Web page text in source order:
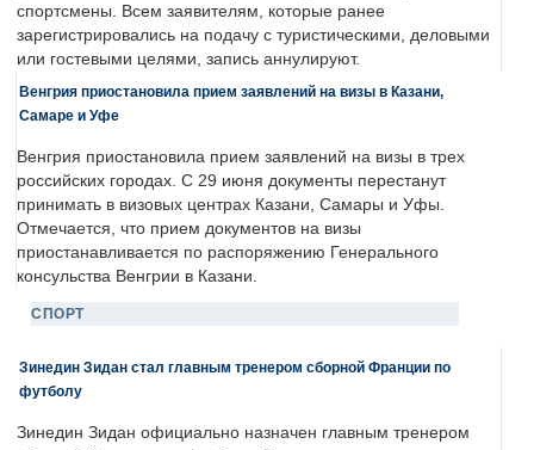
спортсмены. Всем заявителям, которые ранее
зарегистрировались на подачу с туристическими, деловыми
или гостевыми целями, запись аннулируют.
Венгрия приостановила прием заявлений на визы в Казани,
Самаре и Уфе
Венгрия приостановила прием заявлений на визы в трех
российских городах. С 29 июня документы перестанут
принимать в визовых центрах Казани, Самары и Уфы.
Отмечается, что прием документов на визы
приостанавливается по распоряжению Генерального
консульства Венгрии в Казани.
СПОРТ
Зинедин Зидан стал главным тренером сборной Франции по
футболу
Зинедин Зидан официально назначен главным тренером